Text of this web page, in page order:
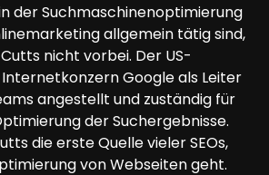
der Suchmaschinenoptimierung
allgemein tätig sind,
nicht vorbei. Der US-
Google als Leiter
angestellt und zuständig für
der Suchergebnisse.
die erste Quelle vieler SEOs,
von Webseiten geht.